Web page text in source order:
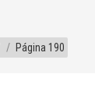
Página 190